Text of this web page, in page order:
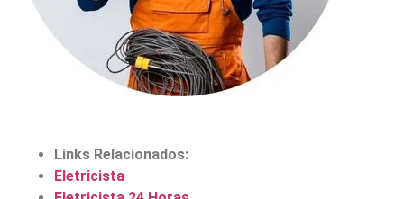
Links Relacionados:
Eletricista